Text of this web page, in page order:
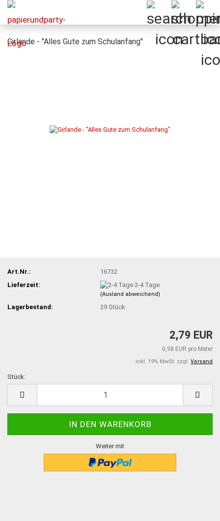
Girlande - "Alles Gute zum Schulanfang"
Art.Nr.:
16732
Lieferzeit:
2-4 Tage
(Ausland abweichend)
Lagerbestand: 29 Stück
2,79 EUR
0,98 EUR pro Meter
inkl. 19% MwSt. zzgl. Versand
Stück:
Weiter mit